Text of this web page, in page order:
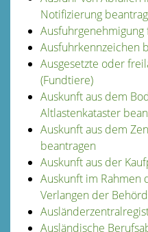
Notifizierung
Ausfuhrkennzeichen
Ausgesetzte oder
(Fundtiere)
Auskunft aus dem
Altlastenkataster
Auskunft aus dem
beantragen
Auskunft aus der
Auskunft im Rahmen
Verlangen der
Ausländische